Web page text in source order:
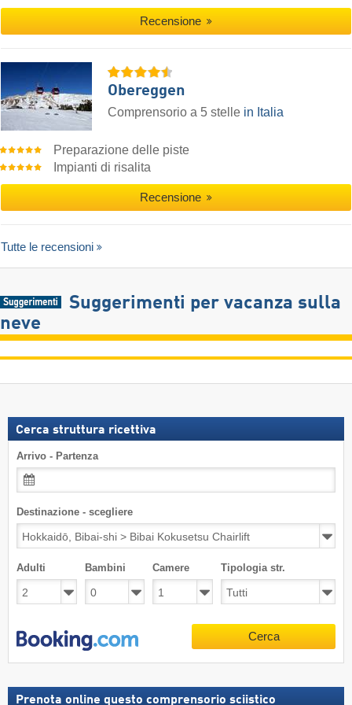
Recensione
Obereggen
Comprensorio a 5 stelle in Italia
Preparazione delle piste
Impianti di risalita
Recensione
Tutte le recensioni
Suggerimenti per vacanza sulla
neve
Cerca struttura ricettiva
Arrivo - Partenza
Destinazione - scegliere
Adulti Bambini Camere Tipologia str.
Cerca
Prenota online questo comprensorio sciistico